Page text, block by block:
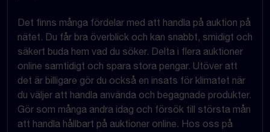
Det finns många fördelar med att handla på auktion på
nätet. Du får bra överblick och kan snabbt, smidigt och
säkert buda hem vad du söker. Delta i flera auktioner
online samtidigt och spara stora pengar. Utöver att
det är billigare gör du också en insats för klimatet när
du väljer att handla använda och begagnade produkter.
Gör som många andra idag och försök till största mån
att handla hållbart på auktioner online. Hos oss på